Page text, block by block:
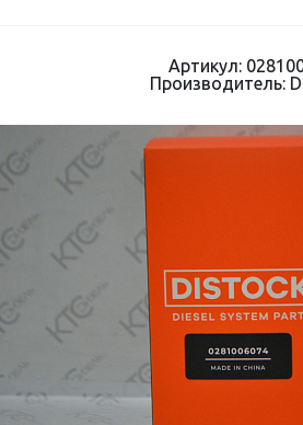
Артикул:
Производитель: